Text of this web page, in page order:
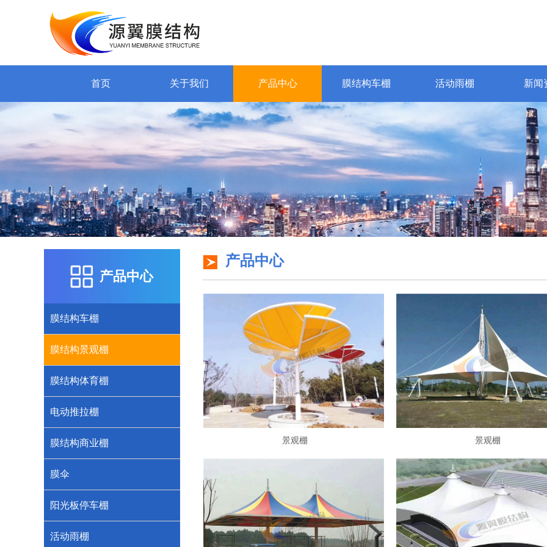
首页 关于我们 产品中心 膜结构车棚 活动雨棚 新闻
产品中心
产品中心
景观棚 景观棚
膜结构车棚
膜结构景观棚
膜结构体育棚
电动推拉棚
膜结构商业棚
膜伞
阳光板停车棚
活动雨棚